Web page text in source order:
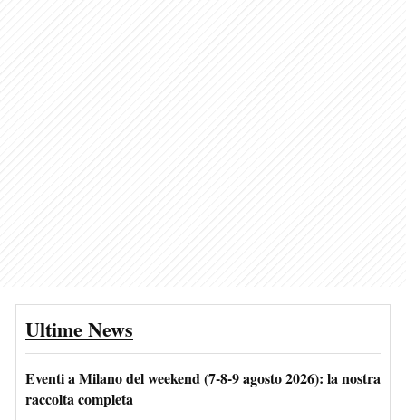
Ultime News
Eventi a Milano del weekend (7-8-9 agosto 2026): la nostra
raccolta completa